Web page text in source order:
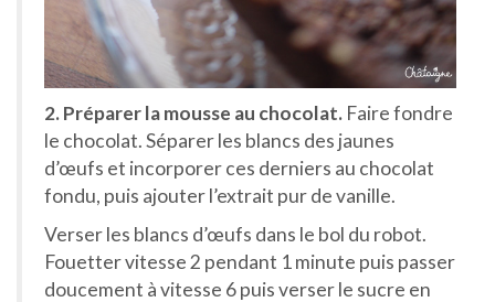
2. Préparer la mousse au chocolat. Faire fondre
le chocolat. Séparer les blancs des jaunes
d’œufs et incorporer ces derniers au chocolat
fondu, puis ajouter l’extrait pur de vanille.
Verser les blancs d’œufs dans le bol du robot.
Fouetter vitesse 2 pendant 1 minute puis passer
doucement à vitesse 6 puis verser le sucre en